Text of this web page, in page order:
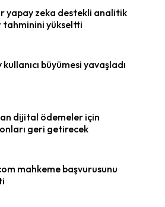
yapay zeka destekli analitik
tahminini yükseltti
büyümesi yavaşladı
dijital ödemeler için
geri getirecek
mahkeme başvurusunu